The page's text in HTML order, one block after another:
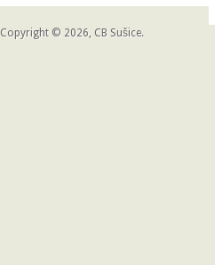
Copyright © 2026, CB Sušice.